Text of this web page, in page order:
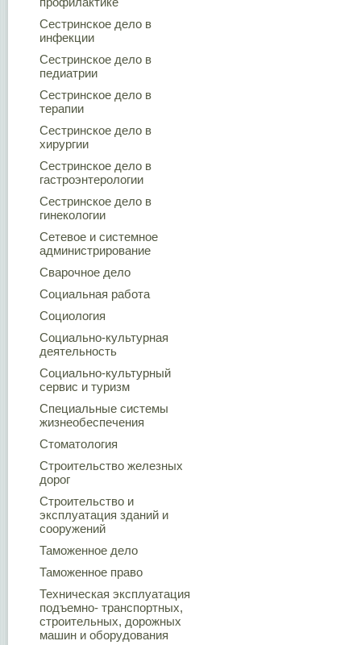
Сестринское дело в
инфекции
Сестринское дело в
педиатрии
Сестринское дело в
терапии
Сестринское дело в
хирургии
Сестринское дело в
гастроэнтерологии
Сестринское дело в
гинекологии
Сетевое и системное
администрирование
Сварочное дело
Социальная работа
Социология
Социально-культурная
деятельность
Социально-культурный
сервис и туризм
Специальные системы
жизнеобеспечения
Стоматология
Строительство железных
дорог
Строительство и
эксплуатация зданий и
сооружений
Таможенное дело
Таможенное право
Техническая эксплуатация
подъемно- транспортных,
строительных, дорожных
машин и оборудования